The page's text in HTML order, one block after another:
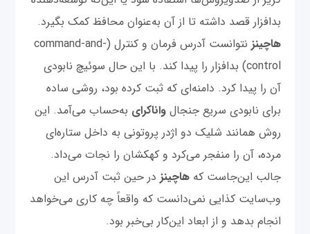
بدافزار قصد داشته تا از آن به‌عنوان محافظ کمک بگیرد.
هاچینز
نتوانست آدرس فرمان و کنترل (command-and-
control) بدافزار را پیدا کند. با این حال سوئیچ نابودی
آن را پیدا کرد. دامنه‌ای که ثبت کرده بود، روشی ساده
برای نابودی سریع جنجالواناکرای به‌حساب می‌آمد. این
روش همانند شلیک دو اژدر پروتونی به داخل ستاره‌ای
مرده، آن را منفجر می‌کرد و کهکشان را نجات می‌داد.
جالب این‌جاست کههاچینز در حین ثبت آدرس این
وب‌سایت کذایی نمی‌دانست که واقعاً چه کاری می‌خواهد
انجام بدهد و از ابعاد این‌کار بی‌خبر بود.